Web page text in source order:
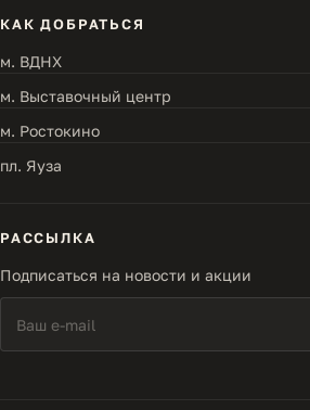
КАК ДОБРАТЬСЯ
м. ВДНХ
м. Выставочный центр
м. Ростокино
пл. Яуза
РАССЫЛКА
Подписаться на новости и акции